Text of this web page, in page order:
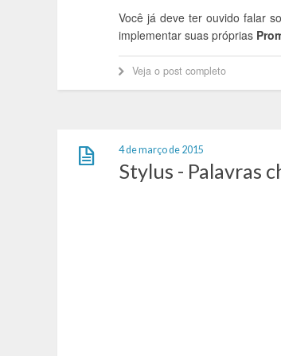
Você já deve ter ouvido falar
implementar suas próprias
Veja o post completo
4 de março de 2015
Stylus - Palavras